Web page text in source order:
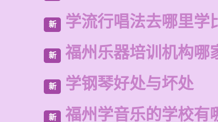
新 学流行唱法去哪里学
新 福州乐器培训机构哪
新 学钢琴好处与坏处
新 福州学音乐的学校有